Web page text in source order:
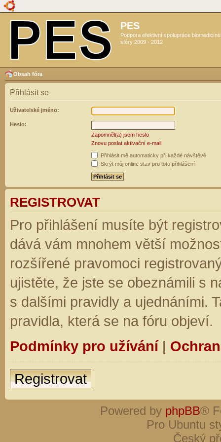
PES
Podpora efektivní spolupráce
sféry 2009 - 2012
Obsah fóra
Přihlásit se
Uživatelské jméno:
Heslo:
Zapomněl(a) jsem heslo
Znovu poslat aktivační e-mail
Přihlásit mě automaticky při každé návštěvě
Skrýt můj online stav pro toto přihlášení
REGISTROVAT
Pro přihlášení musíte být
dává vám mnohem větší
rozšířené pravomoci
ujistěte, že jste se obeznámili s
s dalšími pravidly a ujednáními.
pravidla, která se na fóru objeví.
Podmínky pro užívání|
Registrovat
Powered by phpBB®
Pro Ubuntu
Český